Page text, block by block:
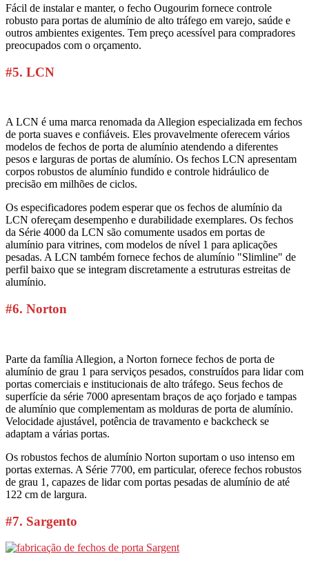
Fácil de instalar e manter, o fecho Ougourim fornece controle
robusto para portas de alumínio de alto tráfego em varejo, saúde e
outros ambientes exigentes. Tem preço acessível para compradores
preocupados com o orçamento.
#5. LCN
A LCN é uma marca renomada da Allegion especializada em fechos
de porta suaves e confiáveis. Eles provavelmente oferecem vários
modelos de fechos de porta de alumínio atendendo a diferentes
pesos e larguras de portas de alumínio. Os fechos LCN apresentam
corpos robustos de alumínio fundido e controle hidráulico de
precisão em milhões de ciclos.
Os especificadores podem esperar que os fechos de alumínio da
LCN ofereçam desempenho e durabilidade exemplares. Os fechos
da Série 4000 da LCN são comumente usados em portas de
alumínio para vitrines, com modelos de nível 1 para aplicações
pesadas. A LCN também fornece fechos de alumínio "Slimline" de
perfil baixo que se integram discretamente a estruturas estreitas de
alumínio.
#6. Norton
Parte da família Allegion, a Norton fornece fechos de porta de
alumínio de grau 1 para serviços pesados, construídos para lidar com
portas comerciais e institucionais de alto tráfego. Seus fechos de
superfície da série 7000 apresentam braços de aço forjado e tampas
de alumínio que complementam as molduras de porta de alumínio.
Velocidade ajustável, potência de travamento e backcheck se
adaptam a várias portas.
Os robustos fechos de alumínio Norton suportam o uso intenso em
portas externas. A Série 7700, em particular, oferece fechos robustos
de grau 1, capazes de lidar com portas pesadas de alumínio de até
122 cm de largura.
#7. Sargento